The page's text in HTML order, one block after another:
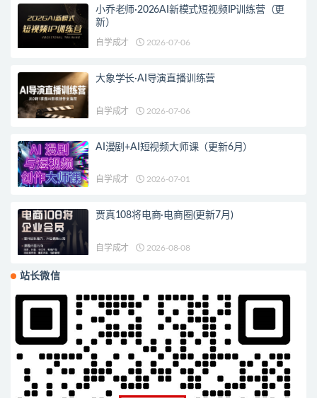
小乔老师·2026AI新模式短视频IP训练营（更
新）
自学成才 2026-07-06
大象学长·AI导演直播训练营
自学成才 2026-07-06
AI漫剧+AI短视频大师课（更新6月）
自学成才 2026-07-01
贾真108将电商·电商圈(更新7月)
自学成才 2026-08-08
站长微信